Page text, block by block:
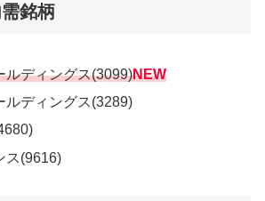
銘柄
ルディングス(3099)NEW
ルディングス(3289)
ス(9616)